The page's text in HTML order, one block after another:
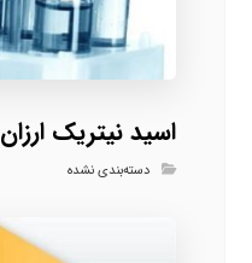
اسید نیتریک ارزان
دسته‌بندی نشده